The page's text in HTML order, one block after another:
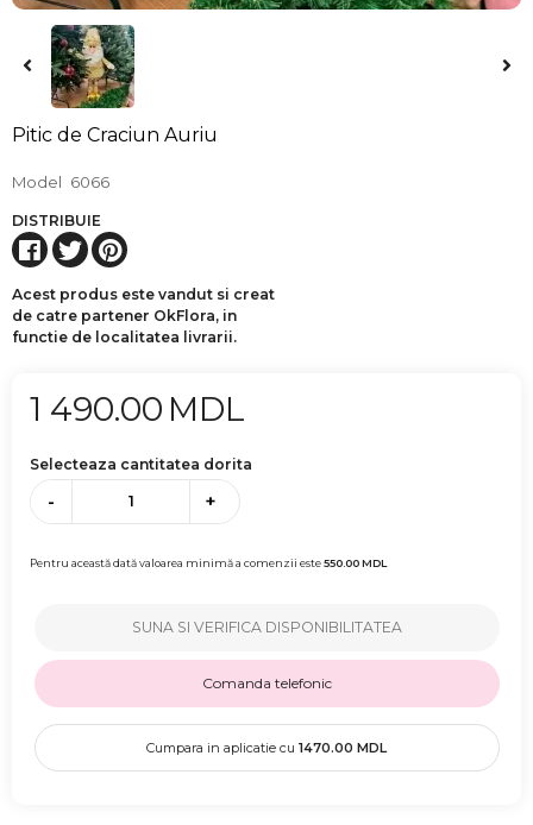
Pitic de Craciun Auriu
Model 6066
DISTRIBUIE
Acest produs este vandut si creat
de catre partener OkFlora, in
functie de localitatea livrarii.
1 490.00 MDL
Selecteaza cantitatea dorita
- +
Pentru această dată valoarea minimă a comenzii este550.00MDL
SUNA SI VERIFICA DISPONIBILITATEA
Comanda telefonic
Cumpara in aplicatie cu 1470.00 MDL